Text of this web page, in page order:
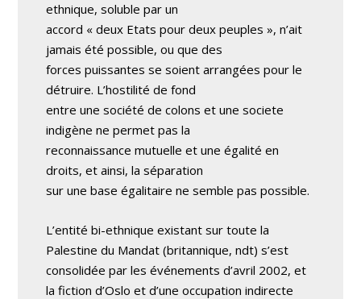
ethnique, soluble par un
accord « deux Etats pour deux peuples », n’ait
jamais été possible, ou que des
forces puissantes se soient arrangées pour le
détruire. L’hostilité de fond
entre une société de colons et une societe
indigène ne permet pas la
reconnaissance mutuelle et une égalité en
droits, et ainsi, la séparation
sur une base égalitaire ne semble pas possible.
L’entité bi-ethnique existant sur toute la
Palestine du Mandat (britannique, ndt) s’est
consolidée par les événements d’avril 2002, et
la fiction d’Oslo et d’une occupation indirecte